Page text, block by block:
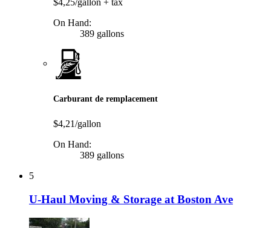
$4,25/gallon + tax
On Hand:
389 gallons
Carburant de remplacement
$4,21/gallon
On Hand:
389 gallons
5
U-Haul Moving & Storage at Boston Ave